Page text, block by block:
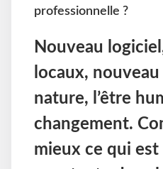
professionnelle ?
Nouveau
locaux,
nature, l’être
changement.
mieux ce qui